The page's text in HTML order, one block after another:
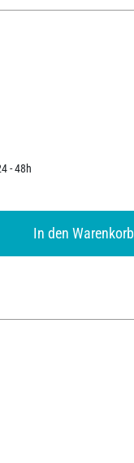
- 48h
In den Warenkorb